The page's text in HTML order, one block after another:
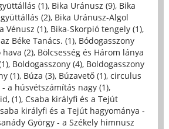
(1), Bika Uránusz (9), Bika
(2), Bika Uránusz-Algol
Vénusz (1), Bika-Skorpió tengely (1),
Béke Tanács. (1), Bódogasszony
hava (2), Bölcsesség és Három lánya
, Boldogasszony (4), Boldogasszony
(1), Búza (3), Búzavető (1), circulus
a húsvétszámítás nagy (1),
(1), Csaba királyfi és a Tejút
királyfi és a Tejút hagyománya -
György - a Székely himnusz